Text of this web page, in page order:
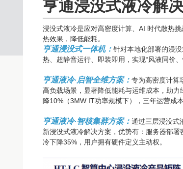
亨通浸没式液冷解
浸没式液冷是应对高密度计算、AI 时代散热
热效果，降低能耗。
亨通浸没式一体机： 针对本地化部署的浸
热、超静音运行、即装即用，实现“风液同价、
亨通液冷·启智全维方案： 专为高密度计算
高负载场景，显著降低能耗与运维成本，助
降10%（3MW IT功率规模下），三年运营成
亨通液冷·智核集群方案： 通过三层浸没式
新浸没式液冷解决方案，优势有：服务器部
冷下降35%，用户拥有硬件定义主动权。